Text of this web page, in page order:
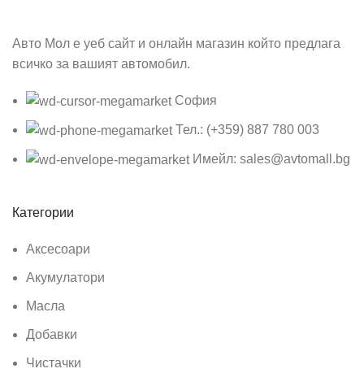
Авто Мол е уеб сайт и онлайн магазин който предлага
всичко за вашият автомобил.
София
Тел.: (+359) 887 780 003
Имейл: sales@avtomall.bg
Категории
Аксесоари
Акумулатори
Масла
Добавки
Чистачки